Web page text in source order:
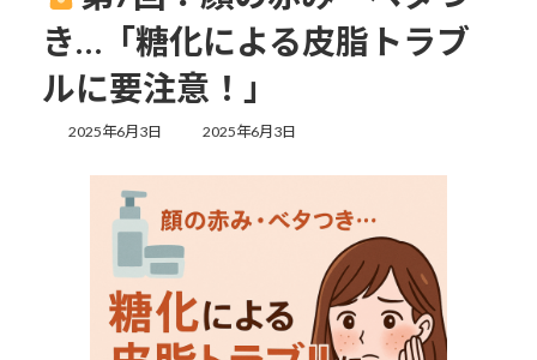
き…「糖化による皮脂トラブ
ルに要注意！」
2025年6月3日
最
更
日
時
2025年6月3日